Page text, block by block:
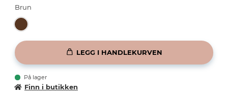
Brun
LEGG I HANDLEKURVEN
På lager
Finn i butikken